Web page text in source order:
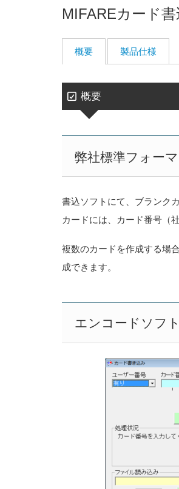
MIFAREカード
概要 製品仕様
概要
弊社標準フォー
書込ソフトにて、ブランク
カードには、カード番号（
複数のカードを作成する場
成できます。
エンコードソフ